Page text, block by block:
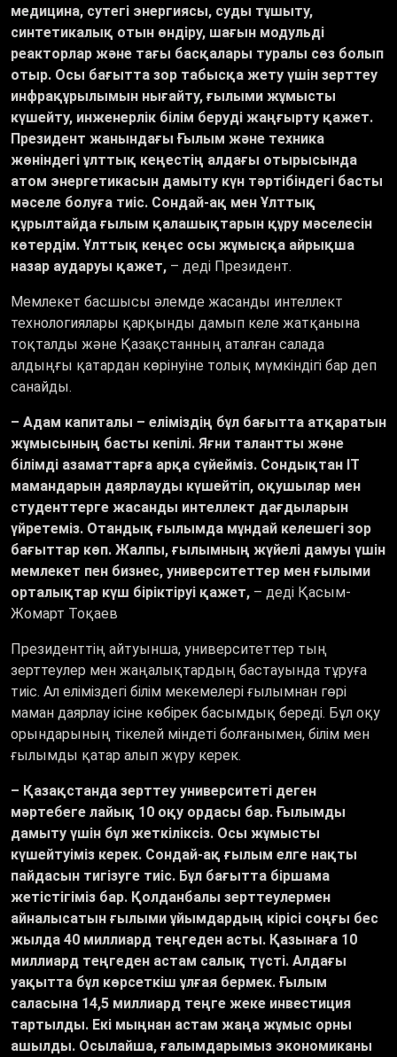
медицина, сутегі энергиясы, суды тұшыту,
синтетикалық отын өндіру, шағын модульді
реакторлар және тағы басқалары туралы сөз болып
отыр. Осы бағытта зор табысқа жету үшін зерттеу
инфрақұрылымын нығайту, ғылыми жұмысты
күшейту, инженерлік білім беруді жаңғырту қажет.
Президент жанындағы Ғылым және техника
жөніндегі ұлттық кеңестің алдағы отырысында
атом энергетикасын дамыту күн тәртібіндегі басты
мәселе болуға тиіс. Сондай-ақ мен Ұлттық
құрылтайда ғылым қалашықтарын құру мәселесін
көтердім. Ұлттық кеңес осы жұмысқа айрықша
назар аударуы қажет, – деді Президент.
Мемлекет басшысы әлемде жасанды интеллект
технологиялары қарқынды дамып келе жатқанына
тоқталды және Қазақстанның аталған салада
алдыңғы қатардан көрінуіне толық мүмкіндігі бар деп
санайды.
– Адам капиталы – еліміздің бұл бағытта атқаратын
жұмысының басты кепілі. Яғни талантты және
білімді азаматтарға арқа сүйейміз. Сондықтан ІТ
мамандарын даярлауды күшейтіп, оқушылар мен
студенттерге жасанды интеллект дағдыларын
үйретеміз. Отандық ғылымда мұндай келешегі зор
бағыттар көп. Жалпы, ғылымның жүйелі дамуы үшін
мемлекет пен бизнес, университеттер мен ғылыми
орталықтар күш біріктіруі қажет, – деді Қасым-
Жомарт Тоқаев
Президенттің айтуынша, университеттер тың
зерттеулер мен жаңалықтардың бастауында тұруға
тиіс. Ал еліміздегі білім мекемелері ғылымнан гөрі
маман даярлау ісіне көбірек басымдық береді. Бұл оқу
орындарының тікелей міндеті болғанымен, білім мен
ғылымды қатар алып жүру керек.
– Қазақстанда зерттеу университеті деген
мәртебеге лайық 10 оқу ордасы бар. Ғылымды
дамыту үшін бұл жеткіліксіз. Осы жұмысты
күшейтуіміз керек. Сондай-ақ ғылым елге нақты
пайдасын тигізуге тиіс. Бұл бағытта біршама
жетістігіміз бар. Қолданбалы зерттеулермен
айналысатын ғылыми ұйымдардың кірісі соңғы бес
жылда 40 миллиард теңгеден асты. Қазынаға 10
миллиард теңгеден астам салық түсті. Алдағы
уақытта бұл көрсеткіш ұлғая бермек. Ғылым
саласына 14,5 миллиард теңге жеке инвестиция
тартылды. Екі мыңнан астам жаңа жұмыс орны
ашылды. Осылайша, ғалымдарымыз экономиканы